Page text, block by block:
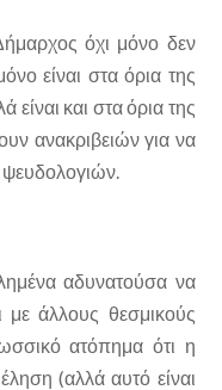
όχι μόνο δεν
είναι στα όρια της
και στα όρια της
ανακριβειών για να
αδυνατούσα να
άλλους θεσμικούς
ατόπημα ότι η
(αλλά αυτό είναι